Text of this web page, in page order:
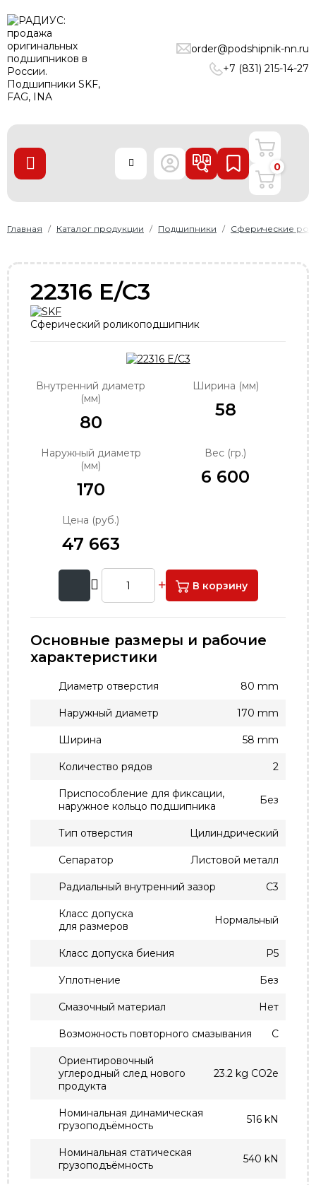
order@podshipnik-nn.ru
+7 (831) 215-14-27
ПОДШИПНИКИ
ЛИНЕЙНЫЕ ТЕХНОЛОГИИ
РЕМНИ
О нас
Доставка и оплата
+7 (831) 215-14-27
order@podshipnik-nn.ru
0
Главная Каталог продукции Подшипники Сферические
22316 E/C3
Сферический роликоподшипник
Внутренний диаметр
(мм)
80
Ширина (мм)
58
Наружный диаметр
(мм)
170
Вес (гр.)
6 600
Цена (руб.)
47 663
В корзину
Основные размеры и рабочие
характеристики
Диаметр отверстия 80 mm
Наружный диаметр 170 mm
Ширина 58 mm
Количество рядов 2
Приспособление для фиксации,
наружное кольцо подшипника
Без
Тип отверстия Цилиндрический
Сепаратор Листовой металл
Радиальный внутренний зазор C3
Класс допуска
для размеров
Нормальный
Класс допуска биения P5
Уплотнение Без
Смазочный материал Нет
Возможность повторного смазывания С
Ориентировочный
углеродный след нового
продукта
23.2 kg CO2e
Номинальная динамическая
грузоподъёмность
516 kN
Номинальная статическая
грузоподъёмность
540 kN